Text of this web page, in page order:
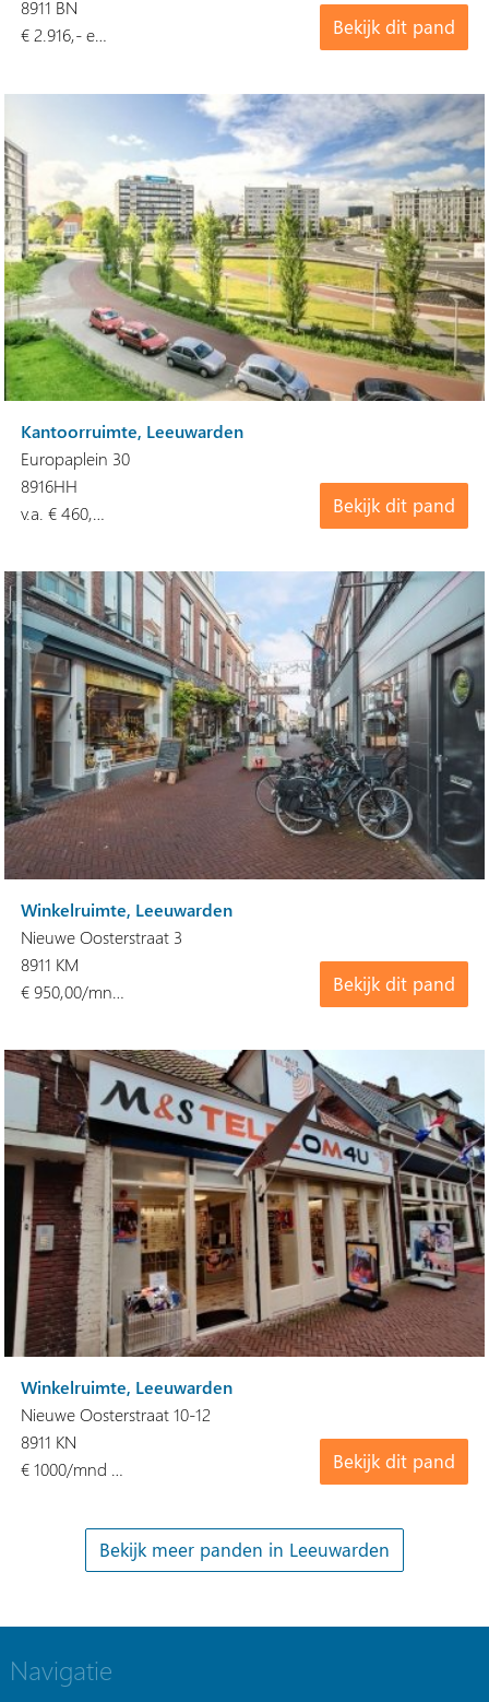
Bekijk dit pand
8911 BN
€ 2.916,- e…
Kantoorruimte, Leeuwarden
Europaplein 30
Bekijk dit pand
8916HH
v.a. € 460,…
Winkelruimte, Leeuwarden
Nieuwe Oosterstraat 3
Bekijk dit pand
8911 KM
€ 950,00/mn…
Winkelruimte, Leeuwarden
Nieuwe Oosterstraat 10-12
Bekijk dit pand
8911 KN
€ 1000/mnd …
Navigatie